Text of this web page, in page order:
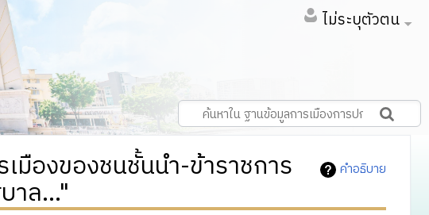
ไม่ระบุตัวตน
คำอธิบาย
มืองของชนชั้นนำ-ข้าราชการ
าล..."